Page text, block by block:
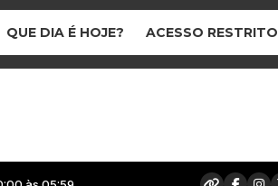
QUE DIA É HOJE? ACESSO RESTRITO